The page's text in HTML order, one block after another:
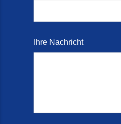
Ihre Nachricht